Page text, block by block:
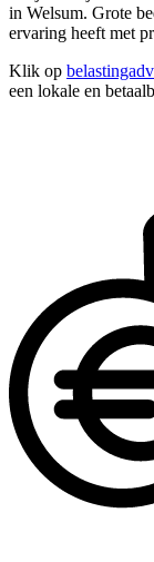
in Welsum. Grote
ervaring heeft met
Klik op
een lokale en